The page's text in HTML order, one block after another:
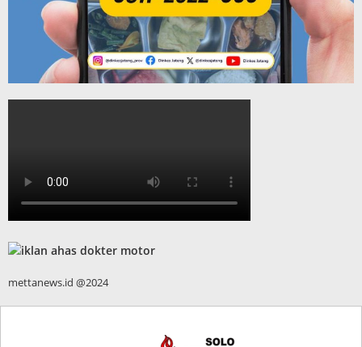
mettanews.id @2024